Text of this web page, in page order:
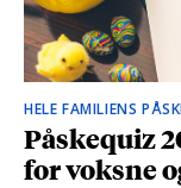
HELE FAMILIENS
Påskequiz
for voksne